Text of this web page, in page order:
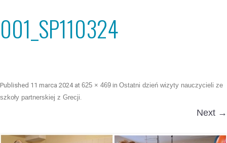
001_SP110324
Published 11 marca 2024at 625 × 469 in Ostatni dzień wizyty nauczycieli ze
szkoły partnerskiej z Grecji.
Next →